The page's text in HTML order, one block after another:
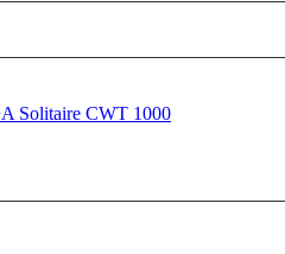
Solitaire CWT 1000